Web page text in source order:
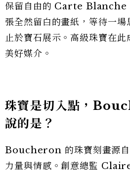
保留自由的 Carte Blanche
張全然留白的畫紙，等待一場
止於寶石展示。高級珠寶在
美好媒介。
珠寶是切入點，
說的是？
Boucheron 的珠寶刻畫源自
力量與情感。創意總監